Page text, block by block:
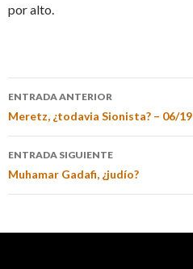
por alto.
ENTRADA ANTERIOR
Meretz, ¿todavia Sionista? – 06/19
ENTRADA SIGUIENTE
Muhamar Gadafi, ¿judío?